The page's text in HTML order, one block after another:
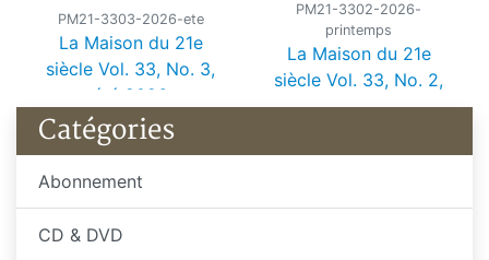
PM21-3303-2026-ete
La Maison du 21e
siècle Vol. 33, No. 3,
été 2026
PM21-3302-2026-
printemps
La Maison du 21e
siècle Vol. 33, No. 2,
printemps 2026
Catégories
Abonnement
CD & DVD